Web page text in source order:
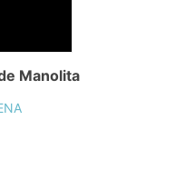
Manolita